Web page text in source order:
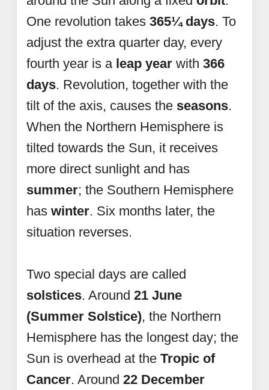
One revolution takes 365¼ days. To
adjust the extra quarter day, every
fourth year is a leap year with 366
days. Revolution, together with the
tilt of the axis, causes the seasons.
When the Northern Hemisphere is
tilted towards the Sun, it receives
more direct sunlight and has
summer; the Southern Hemisphere
has winter. Six months later, the
situation reverses.
Two special days are called
solstices. Around 21 June
(Summer Solstice), the Northern
Hemisphere has the longest day; the
Sun is overhead at the Tropic of
Cancer. Around 22 December